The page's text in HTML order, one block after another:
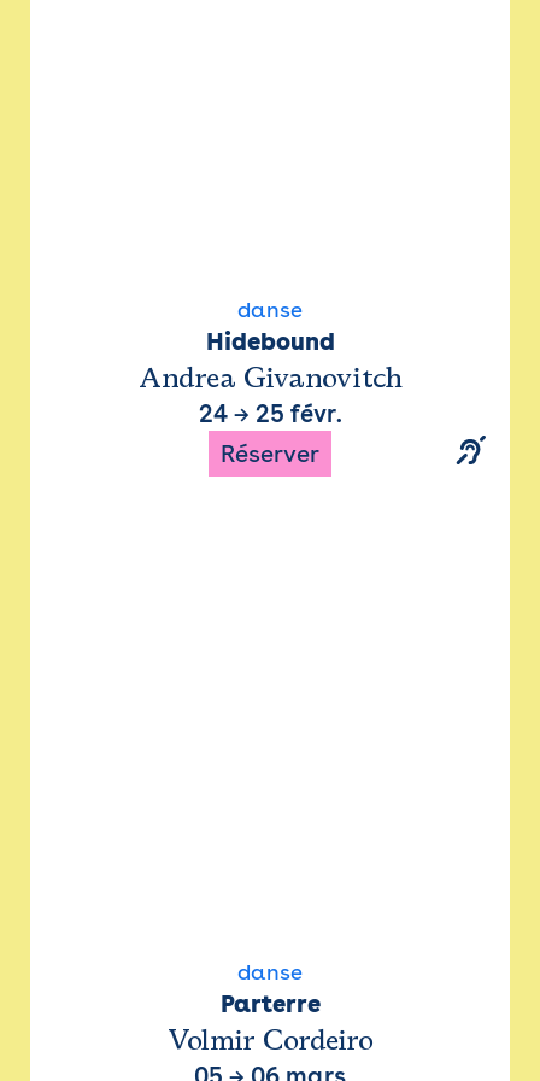
danse
Hidebound
Andrea Givanovitch
24→ 25 févr.
Réserver
danse
Parterre
Volmir Cordeiro